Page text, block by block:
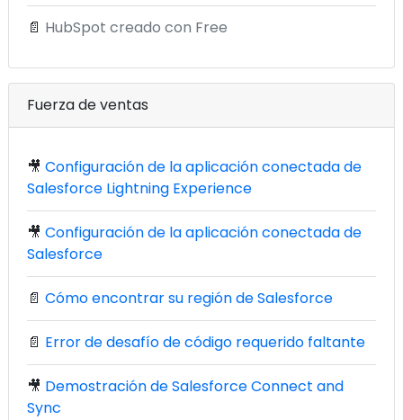
📄 HubSpot creado con Free
Fuerza de ventas
🎥 Configuración de la aplicación conectada de
Salesforce Lightning Experience
🎥 Configuración de la aplicación conectada de
Salesforce
📄 Cómo encontrar su región de Salesforce
📄 Error de desafío de código requerido faltante
🎥 Demostración de Salesforce Connect and
Sync